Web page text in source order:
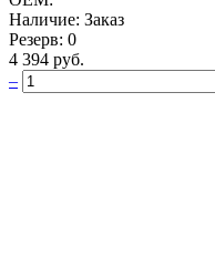
Наличие: Заказ
Резерв: 0
4 394 руб.
–